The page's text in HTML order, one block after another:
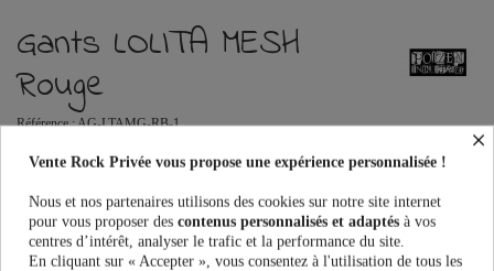
Gants LOLITA MESH
Rouge
Référence :AG-LTAMG-RB-1
Gants Poizen Industries LOLITA MESH GLOVES au meilleur prix.
Rétro, Glamour, Gothique, Punk, Lolita, Kawaii et bien plus encore...
Taille:
×
Vente Rock Privée vous propose une expérience personnalisée !
Nous et nos partenaires utilisons des cookies sur notre site internet
pour vous proposer des contenus personnalisés et adaptés à vos
centres d’intérêt, analyser le trafic et la performance du site.
En cliquant sur « Accepter », vous consentez à l'utilisation de tous les